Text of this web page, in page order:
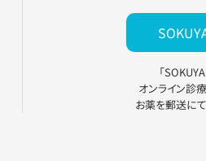
「
オンライン診
お薬を郵送に